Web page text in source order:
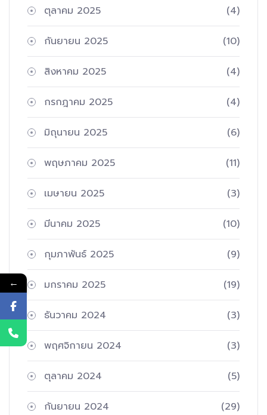
ตุลาคม 2025 (4)
กันยายน 2025 (10)
สิงหาคม 2025 (4)
กรกฎาคม 2025 (4)
มิถุนายน 2025 (6)
พฤษภาคม 2025 (11)
เมษายน 2025 (3)
มีนาคม 2025 (10)
กุมภาพันธ์ 2025 (9)
มกราคม 2025 (19)
ธันวาคม 2024 (3)
พฤศจิกายน 2024 (3)
ตุลาคม 2024 (5)
กันยายน 2024 (29)
←